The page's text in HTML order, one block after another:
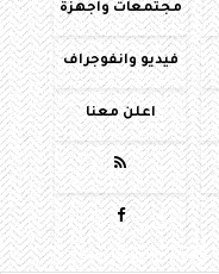
مجتمعات وأجهزة
فيديو وانفوجراف
اعلن معنا

